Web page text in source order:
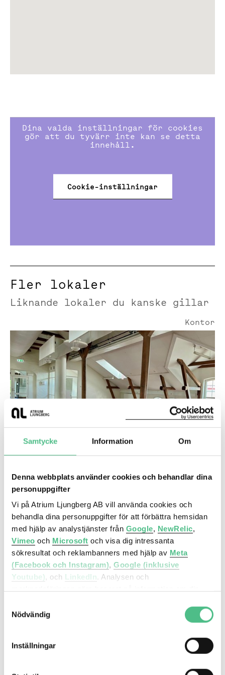
Samtycke Information Om
Denna webbplats använder cookies och behandlar dina
personuppgifter
Vi på Atrium Ljungberg AB vill använda cookies och
behandla dina personuppgifter för att förbättra hemsidan
med hjälp av analystjänster från Google, NewRelic,
Vimeo och Microsoft och visa dig intressanta
sökresultat och reklambanners med hjälp av Meta
(Facebook och Instagram), Google (inklusive
Youtube), och LinkedIn. Analysen och
annan information om hur du använder hemsidan och
information som dessa tjänster har om dig sedan tidigare.
Det är helt frivilligt att lämna ditt samtycke nedan och du
dessutom själv kontrollera vilka cookies vi får använda
Nödvändig
Inställningar
Parkering
I området finns markparkering med både besöks- och
parkeringsgarage.
Dina valda inställningar för cookies
gör att du tyvärr inte kan se detta
innehåll.
Cookie-inställningar
Fler lokaler
Liknande lokaler du kanske gillar
Hallvägen 14 | 484 Kvm
Kontor
Hallvägen 14, 484 kvm
takhöjd god nog för en cirkusartist. Här sitter du
i en fin lokal med det bästa av gammalt och nytt!
Rökerigatan 7 | 896 Kvm